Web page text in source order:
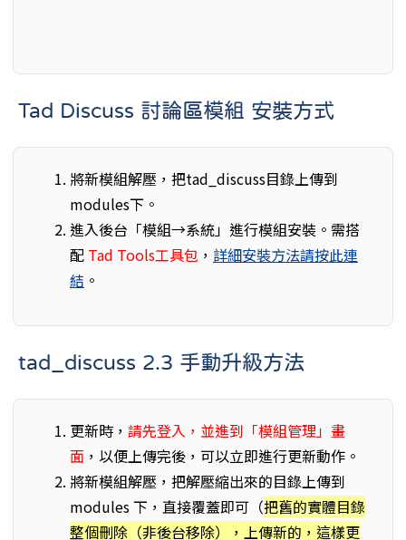
Tad Discuss 討論區模組 安裝方式
將新模組解壓，把tad_discuss目錄上傳到
modules下。
進入後台「模組→系統」進行模組安裝。需搭
配 Tad Tools工具包 ， 詳細安裝方法請按此連
結 。
tad_discuss 2.3 手動升級方法
更新時， 請先登入，並進到「模組管理」畫
面 ，以便上傳完後，可以立即進行更新動作。
將新模組解壓，把解壓縮出來的目錄上傳到
modules 下，直接覆蓋即可（把舊的實體目錄
整個刪除（非後台移除），上傳新的，這樣更